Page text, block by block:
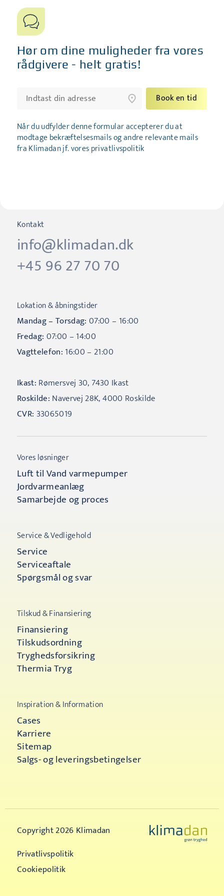
Hør om dine muligheder fra vores
rådgivere - helt gratis!
Book en tid
Når du udfylder denne formular accepterer du at
modtage bekræftelsesmails og andre relevante mails
fra Klimadan jf. vores privatlivspolitik
Kontakt
info@klimadan.dk
+45 96 27 70 70
Lokation & åbningstider
Mandag – Torsdag: 07:00 – 16:00
Fredag: 07:00 – 14:00
Vagttelefon: 16:00 – 21:00
Ikast: Rømersvej 30, 7430 Ikast
Roskilde: Navervej 28K, 4000 Roskilde
CVR: 33065019
Vores løsninger
Luft til Vand varmepumper
Jordvarmeanlæg
Samarbejde og proces
Service & Vedligehold
Service
Serviceaftale
Spørgsmål og svar
Tilskud & Finansiering
Finansiering
Tilskudsordning
Tryghedsforsikring
Thermia Tryg
Inspiration & Information
Cases
Karriere
Sitemap
Salgs- og leveringsbetingelser
Copyright 2026 Klimadan
Privatlivspolitik
Cookiepolitik